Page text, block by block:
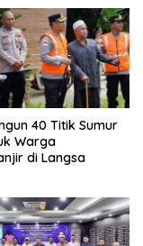
40 Titik Sumur
Warga
di Langsa